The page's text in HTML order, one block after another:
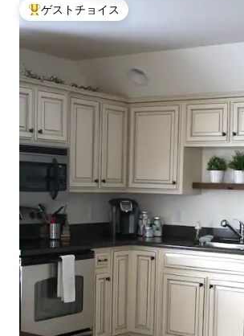
大好評のゲストチョイスです。
ゲストチョイス